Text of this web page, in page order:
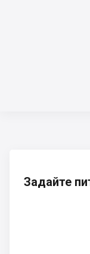
Задайте